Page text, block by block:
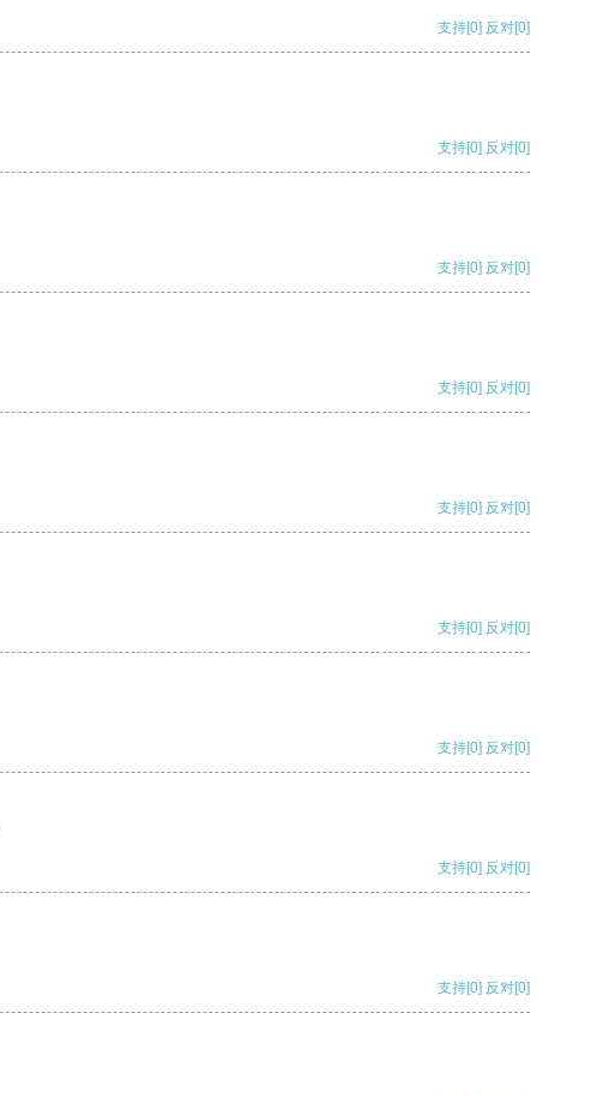
支持[0] 反对[0]
支持[0] 反对[0]
支持[0] 反对[0]
支持[0] 反对[0]
支持[0] 反对[0]
支持[0] 反对[0]
支持[0] 反对[0]
支持[0] 反对[0]
支持[0] 反对[0]